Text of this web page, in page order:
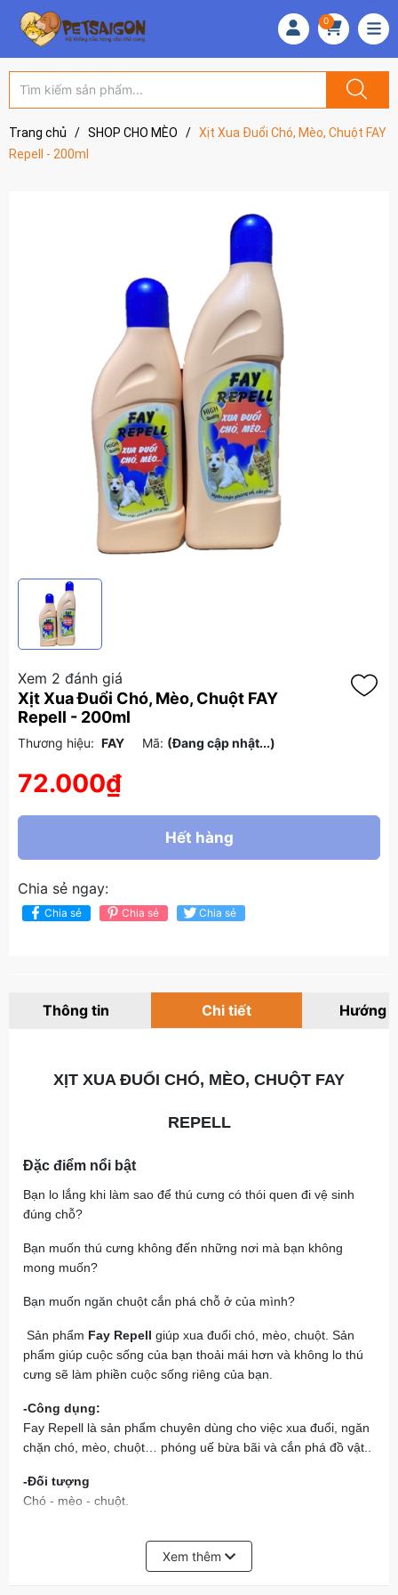
0
Trang chủ / SHOP CHO MÈO / Xịt Xua Đuổi Chó, Mèo, Chuột FAY
Repell - 200ml
Xem 2 đánh giá
Xịt Xua Đuổi Chó, Mèo, Chuột FAY
Repell - 200ml
Thương hiệu: FAY Mã: (Đang cập nhật...)
72.000₫
Hết hàng
Chia sẻ ngay:
Chia sẻ Chia sẻ Chia sẻ
Thông tin Chi tiết Hướng
XỊT XUA ĐUỔI CHÓ, MÈO, CHUỘT FAY
REPELL
Đặc điểm nổi bật
Bạn lo lắng khi làm sao để thú cưng có thói quen đi vệ sinh
đúng chỗ?
Bạn muốn thú cưng không đến những nơi mà bạn không
mong muốn?
Bạn muốn ngăn chuột cắn phá chỗ ở của mình?
Sản phẩm Fay Repell giúp xua đuổi chó, mèo, chuột. Sản
phẩm giúp cuộc sống của bạn thoải mái hơn và không lo thú
cưng sẽ làm phiền cuộc sống riêng của bạn.
-Công dụng:
Fay Repell là sản phẩm chuyên dùng cho việc xua đuổi, ngăn
chặn chó, mèo, chuột… phóng uế bừa bãi và cắn phá đồ vật..
-Đối tượng
Chó - mèo - chuột.
+ Xịt lên chỗ thú thường đi tiêu, tiểu sau khi đã dọn sạch;
Xem thêm